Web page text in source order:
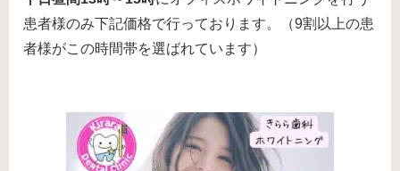
患者様のみ下記価格で行っております。（9割以上の患
者様がこの時間帯を選ばれています）